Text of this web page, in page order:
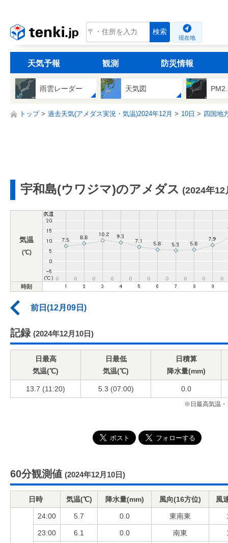
tenki.jp 検索
現在地
天気予報 観測 防災情報
雨雲レーダー 天気図
トップ 過去天気(アメダス実況・気温)2024年12月 10日 四国地
宇和島(ウワジマ)のアメダス (2024年12
気温
(℃)
時刻
前日(12月09日)
記録 (2024年12月10日)
日最高
気温(℃)
日最低
気温(℃)
日積算
降水量(mm)
13.7 (11:20) 5.3 (07:00) 0.0
※日最高気温・
60分観測値 (2024年12月10日)
日時 気温(℃) 降水量(mm) 風向(16方位) 風
24:00 5.7 0.0 東南東
23:00 6.1 0.0 南東